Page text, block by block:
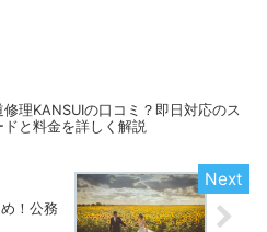
修理KANSUIの口コミ？即日対応のス
ドと料金を詳しく解説
！公務